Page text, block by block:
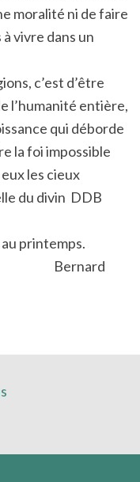
moralité ni de faire
vivre dans un
c’est d’être
l’humanité entière,
qui déborde
la foi impossible
les cieux
du divin DDB
printemps.